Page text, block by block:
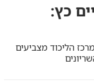
כץ:
מרכז הליכוד מצביעים